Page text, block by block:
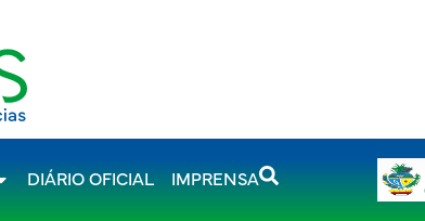
DIÁRIO OFICIAL IMPRENSA